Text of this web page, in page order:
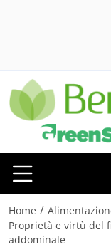
Home /
Proprietà e virtù del
addominale